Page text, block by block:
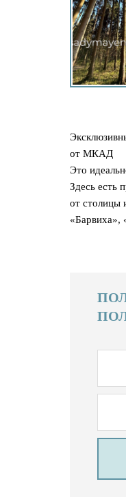
от МКАД
Это
Здесь есть
от столицы
«Барвиха»,